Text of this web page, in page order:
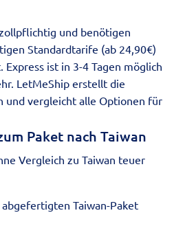
und benötigen
Standardtarife (ab 24,90€)
Express ist in 3-4 Tagen möglich
LetMeShip erstellt die
und vergleicht alle Optionen für
Paket nach Taiwan
Vergleich zu Taiwan teuer
Taiwan-Paket